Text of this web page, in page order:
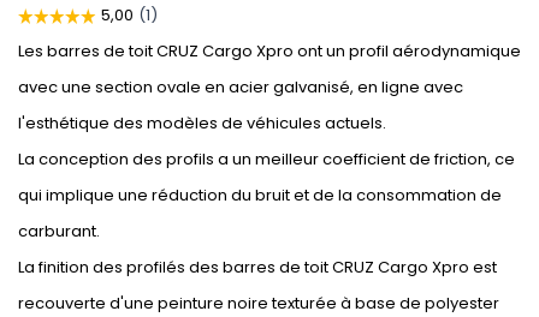
Les barres de toit CRUZ Cargo Xpro ont un profil aérodynamique
avec une section ovale en acier galvanisé, en ligne avec
l'esthétique des modèles de véhicules actuels.
La conception des profils a un meilleur coefficient de friction, ce
qui implique une réduction du bruit et de la consommation de
carburant.
La finition des profilés des barres de toit CRUZ Cargo Xpro est
recouverte d'une peinture noire texturée à base de polyester